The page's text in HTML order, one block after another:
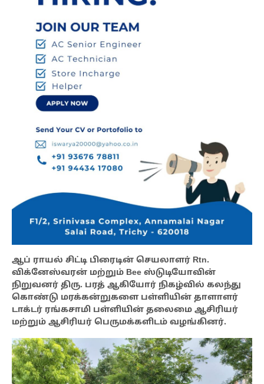
ஆப் ராயல் சிட்டி பிரைடின் செயலாளர் Rtn.
விக்னேஸ்வரன் மற்றும் Bee ஸ்டுடியோவின்
நிறுவனர் திரு. பரத் ஆகியோர் நிகழ்வில் கலந்து
கொண்டு மரக்கன்றுகளை பள்ளியின் தாளாளர்
டாக்டர் ரங்கசாமி பள்ளியின் தலைமை ஆசிரியர்
மற்றும் ஆசிரியர் பெருமக்களிடம் வழங்கினர்.